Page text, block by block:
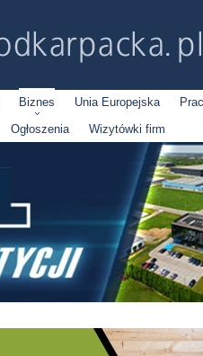
Biznes Unia Europejska
Ogłoszenia Wizytówki firm